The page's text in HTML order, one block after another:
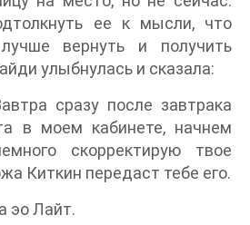
ее к мысли, что
вернуть и получить
улыбнулась и сказала:
сразу после завтрака
в моем кабинете, начнем
скорректирую твое
Киткин передаст тебе его.
эо Лайт.